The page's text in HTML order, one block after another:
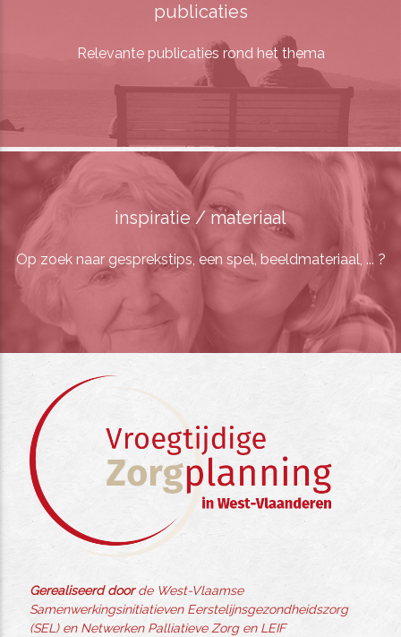
publicaties
Relevante publicaties rond het thema
inspiratie / materiaal
Op zoek naar gesprekstips, een spel, beeldmateriaal, ... ?
Gerealiseerd doorde West-Vlaamse
Samenwerkingsinitiatieven Eerstelijnsgezondheidszorg
(SEL) en Netwerken Palliatieve Zorg en LEIF